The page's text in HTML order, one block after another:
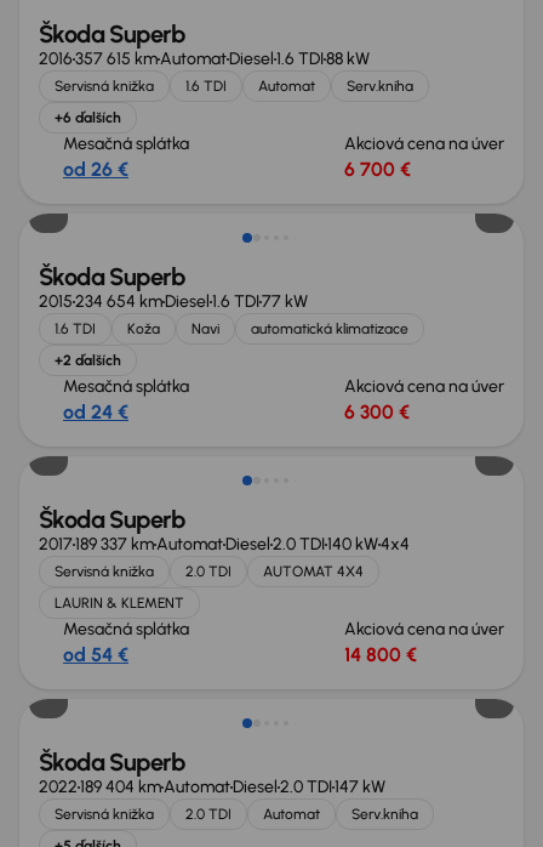
Škoda Superb
2016357 615 kmAutomatDiesel1.6 TDI88 kW
Servisná knižka 1.6 TDI Automat
Serv.kniha
+6 ďalších
Mesačná splátka
od 26 €
Akciová cena na úver
6 700 €
Zlacnené o 400 €
Škoda Superb
2015234 654 kmDiesel1.6 TDI77 kW
1.6 TDI Koža Navi
automatická klimatizace
+2 ďalších
Mesačná splátka
od 24 €
Akciová cena na úver
6 300 €
Zlacnené o 800 €
Škoda Superb
2017189 337 kmAutomatDiesel2.0 TDI140 kW4x4
Servisná knižka 2.0 TDI
AUTOMAT 4X4
LAURIN & KLEMENT
Mesačná splátka
od 54 €
Akciová cena na úver
14 800 €
Škoda Superb
2022189 404 kmAutomatDiesel2.0 TDI147 kW
Servisná knižka 2.0 TDI Automat
Serv.kniha